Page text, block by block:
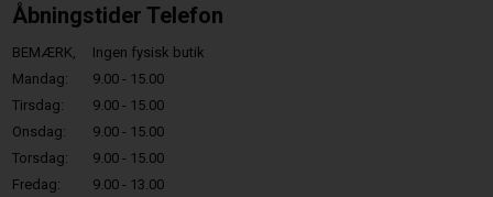
Åbningstider Telefon
BEMÆRK,
Ingen fysisk butik
Mandag:
9.00 - 15.00
Tirsdag:
9.00 - 15.00
Onsdag:
9.00 - 15.00
Torsdag:
9.00 - 15.00
Fredag:
9.00 - 13.00